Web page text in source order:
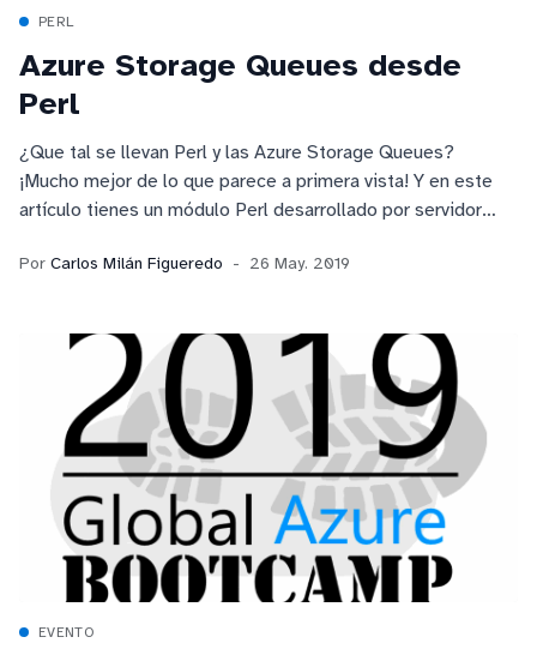
PERL
Azure Storage Queues desde
Perl
¿Que tal se llevan Perl y las Azure Storage Queues?
¡Mucho mejor de lo que parece a primera vista! Y en este
artículo tienes un módulo Perl desarrollado por servidor
desarrollos.
Por Carlos Milán Figueredo 26 May. 2019
EVENTO